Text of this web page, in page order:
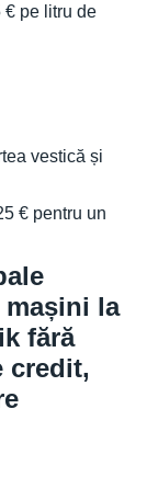
€ pe litru de
vestică și
€ pentru un
mașini la
fără
credit,